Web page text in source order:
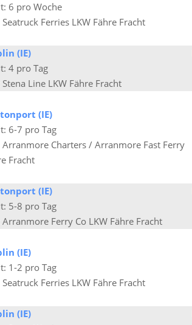
6 pro Woche
Seatruck Ferries LKW Fähre Fracht
(IE)
4 pro Tag
Stena Line LKW Fähre Fracht
(IE)
6-7 pro Tag
Arranmore Charters / Arranmore Fast Ferry
Fracht
(IE)
5-8 pro Tag
Arranmore Ferry Co LKW Fähre Fracht
(IE)
1-2 pro Tag
Seatruck Ferries LKW Fähre Fracht
(IE)